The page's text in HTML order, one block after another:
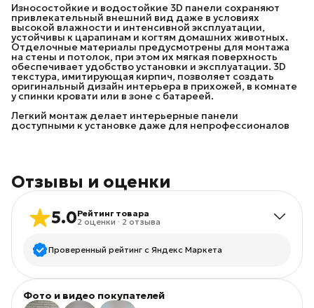
Износостойкие и водостойкие 3D панели сохраняют
привлекательный внешний вид даже в условиях
высокой влажности и интенсивной эксплуатации,
устойчивы к царапинам и когтям домашних животных.
Отделочные материалы предусмотрены для монтажа
на стены и потолок, при этом их мягкая поверхность
обеспечивает удобство установки и эксплуатации. 3D
текстура, имитирующая кирпич, позволяет создать
оригинальный дизайн интерьера в прихожей, в комнате
у спинки кровати или в зоне с батареей.
Легкий монтаж делает интерьерные панели
доступными к установке даже для непрофессионалов
Отзывы и оценки
5.0Рейтинг товара
2 оценки · 2 отзыва
Проверенный рейтинг с Яндекс Маркета
5 звёзд
2
4звезды
Фото и видео покупателей